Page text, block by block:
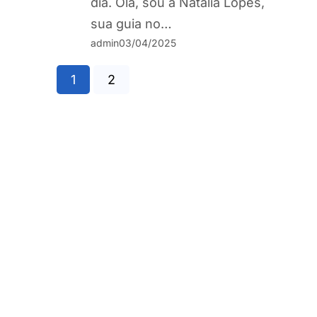
sua guia no…
admin03/04/2025
1 2